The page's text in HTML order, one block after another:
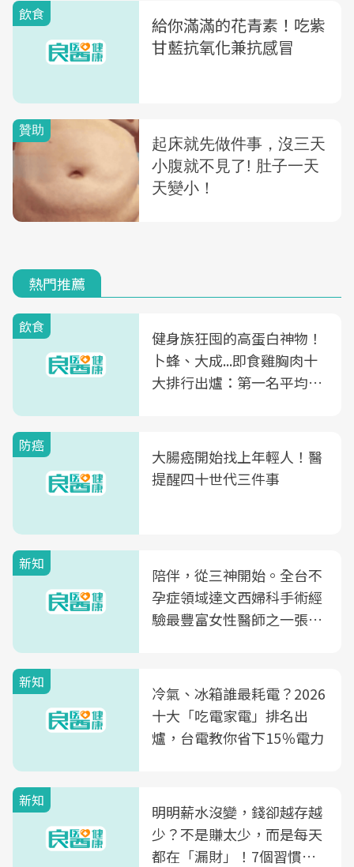
飲食
給你滿滿的花青素！吃紫
甘藍抗氧化兼抗感冒
熱門推薦
飲食
健身族狂囤的高蛋白神物！
卜蜂、大成...即食雞胸肉十
大排行出爐：第一名平均一
防癌
大腸癌開始找上年輕人！醫
提醒四十世代三件事
新知
陪伴，從三神開始。全台不
孕症領域達文西婦科手術經
驗最豐富女性醫師之一張永
光田醫院建構360度女性健
康照護生態圈
新知
冷氣、冰箱誰最耗電？2026
十大「吃電家電」排名出
爐，台電教你省下15％電力
新知
明明薪水沒變，錢卻越存越
少？不是賺太少，而是每天
都在「漏財」！7個習慣一